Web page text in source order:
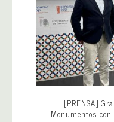
[PRENSA]
Monumentos